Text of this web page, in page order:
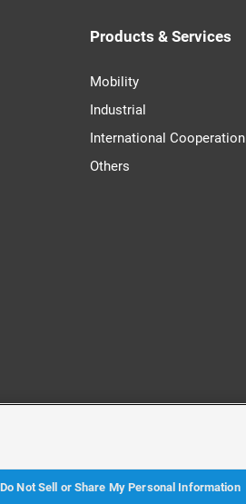
Products & Services
Mobility
Industrial
International Cooperation
Others
Do Not Sell or Share My Personal Information